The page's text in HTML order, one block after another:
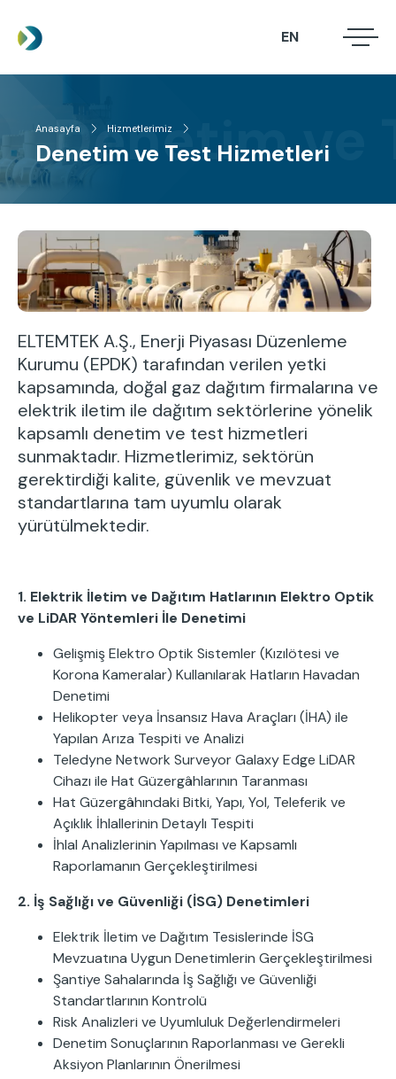
içeriğe
atla
HAKKIMIZDA
PROJELERIMIZ
HABERLER
İLETIŞIM
EN .
Sayfa
yolu
Anasayfa Hizmetlerimiz
Denetim ve Test Hizmetleri
Denetim ve
ELTEMTEK A.Ş., Enerji Piyasası Düzenleme
Kurumu (EPDK) tarafından verilen yetki
kapsamında, doğal gaz dağıtım firmalarına ve
elektrik iletim ile dağıtım sektörlerine yönelik
kapsamlı denetim ve test hizmetleri
sunmaktadır. Hizmetlerimiz, sektörün
gerektirdiği kalite, güvenlik ve mevzuat
standartlarına tam uyumlu olarak
yürütülmektedir.
1. Elektrik İletim ve Dağıtım Hatlarının Elektro Optik
ve LiDAR Yöntemleri İle Denetimi
Gelişmiş Elektro Optik Sistemler (Kızılötesi ve
Korona Kameralar) Kullanılarak Hatların Havadan
Denetimi
Helikopter veya İnsansız Hava Araçları (İHA) ile
Yapılan Arıza Tespiti ve Analizi
Teledyne Network Surveyor Galaxy Edge LiDAR
Cihazı ile Hat Güzergâhlarının Taranması
Hat Güzergâhındaki Bitki, Yapı, Yol, Teleferik ve
Açıklık İhlallerinin Detaylı Tespiti
İhlal Analizlerinin Yapılması ve Kapsamlı
Raporlamanın Gerçekleştirilmesi
2. İş Sağlığı ve Güvenliği (İSG) Denetimleri
Elektrik İletim ve Dağıtım Tesislerinde İSG
Mevzuatına Uygun Denetimlerin Gerçekleştirilmesi
Şantiye Sahalarında İş Sağlığı ve Güvenliği
Standartlarının Kontrolü
Risk Analizleri ve Uyumluluk Değerlendirmeleri
Denetim Sonuçlarının Raporlanması ve Gerekli
Aksiyon Planlarının Önerilmesi